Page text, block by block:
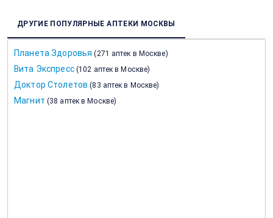
ДРУГИЕ ПОПУЛЯРНЫЕ АПТЕКИ МОСКВЫ
Планета Здоровья (271 аптек в Москве)
Вита Экспресс (102 аптек в Москве)
Доктор Столетов (83 аптек в Москве)
Магнит (38 аптек в Москве)